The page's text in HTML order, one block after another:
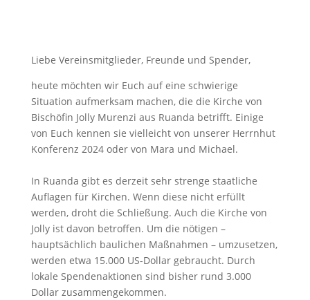
Liebe Vereinsmitglieder, Freunde und Spender,
heute möchten wir Euch auf eine schwierige
Situation aufmerksam machen, die die Kirche von
Bischöfin Jolly Murenzi aus Ruanda betrifft. Einige
von Euch kennen sie vielleicht von unserer Herrnhut
Konferenz 2024 oder von Mara und Michael.
In Ruanda gibt es derzeit sehr strenge staatliche
Auflagen für Kirchen. Wenn diese nicht erfüllt
werden, droht die Schließung. Auch die Kirche von
Jolly ist davon betroffen. Um die nötigen –
hauptsächlich baulichen Maßnahmen – umzusetzen,
werden etwa 15.000 US-Dollar gebraucht. Durch
lokale Spendenaktionen sind bisher rund 3.000
Dollar zusammengekommen.